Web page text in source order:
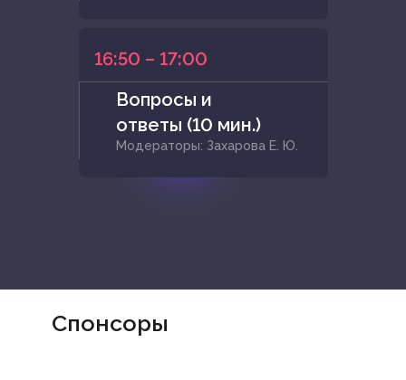
16:50 – 17:00
Вопросы и
ответы (10 мин.)
Модераторы: Захарова Е. Ю.
Спонсоры